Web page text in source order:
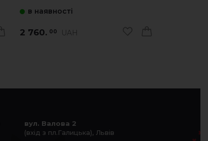
в наявності
2 760. 00 UAH
вул. Валова 2
(вхід з пл.Галицька), Львів